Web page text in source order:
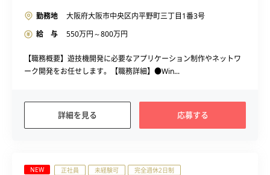
勤務地
大阪府大阪市中央区内平野町三丁目1番3号
給 与
550万円～800万円
【職務概要】遊技機開発に必要なアプリケーション制作やネットワ
ーク開発をお任せします。【職務詳細】●Win...
詳細を見る 応募する
NEW 正社員 未経験可 完全週休2日制